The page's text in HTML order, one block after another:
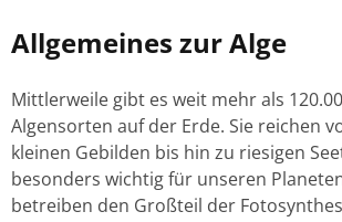
Allgemeines zur Alge
Mittlerweile gibt es weit mehr als
Algensorten auf der Erde. Sie reichen
kleinen Gebilden bis hin zu riesigen
besonders wichtig für unseren
betreiben den Großteil der